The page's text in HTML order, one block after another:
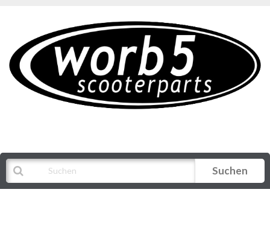
Suchen